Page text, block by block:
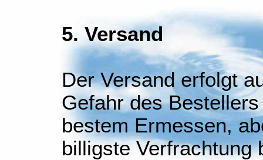
5. Versand
Der Versand erfolgt
Gefahr des
bestem Ermessen,
billigste Verfrachtung